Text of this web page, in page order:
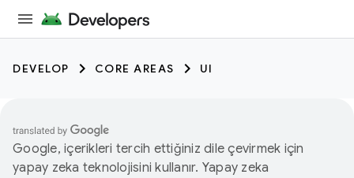
DEVELOP CORE AREAS UI
Google, içerikleri tercih ettiğiniz dile çevirmek için
yapay zeka teknolojisini kullanır. Yapay zeka